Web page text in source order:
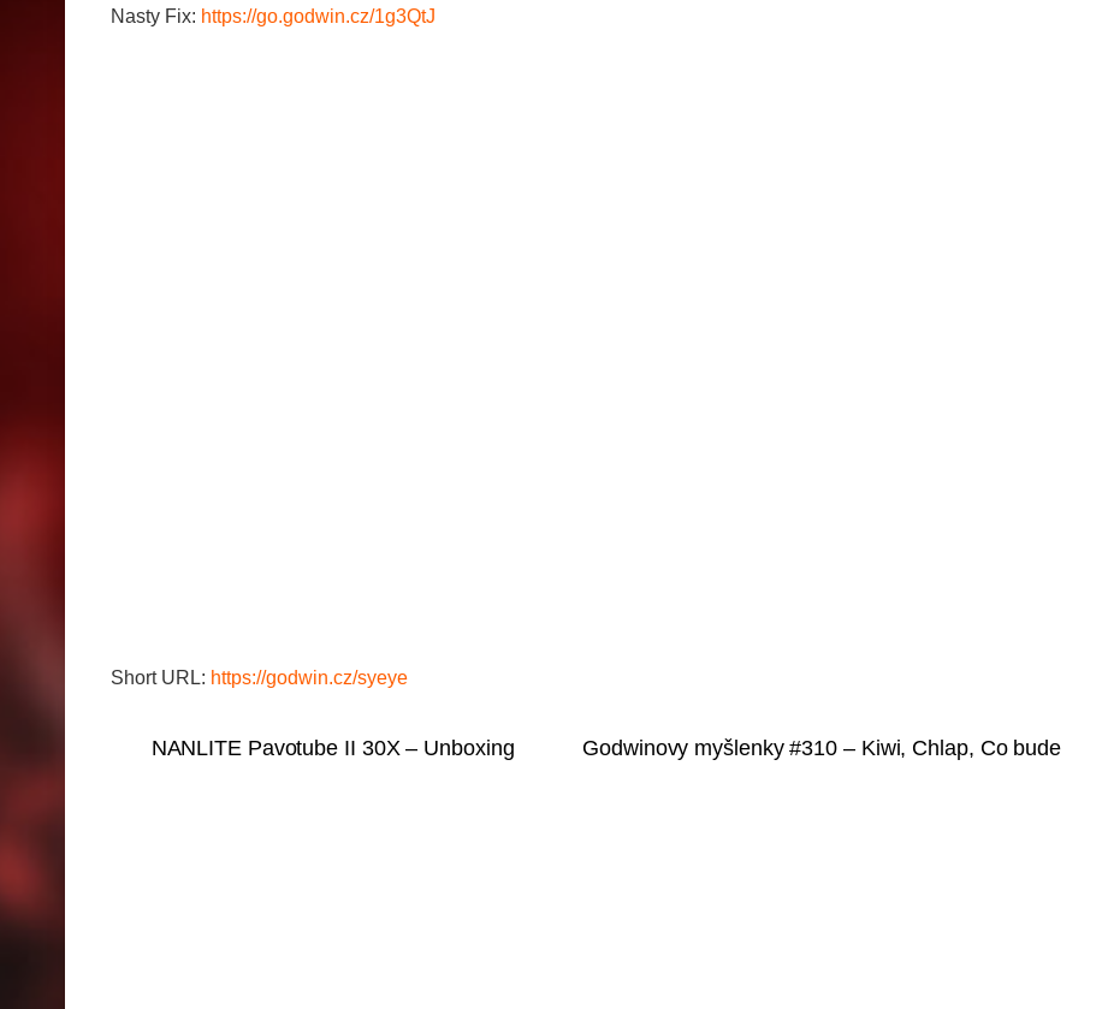
Nasty Fix: https://go.godwin.cz/1g3QtJ
Short URL: https://godwin.cz/syeye
NANLITE Pavotube II 30X – Unboxing Godwinovy myšlenky #310 – Kiwi, Chlap, Co bude